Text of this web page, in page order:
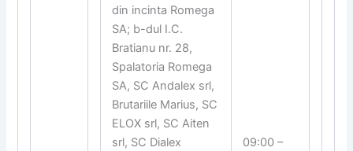
din incinta Romega
SA; b-dul I.C.
Bratianu nr. 28,
Spalatoria Romega
SA, SC Andalex srl,
Brutariile Marius, SC
ELOX srl, SC Aiten
srl, SC Dialex
09:00 –